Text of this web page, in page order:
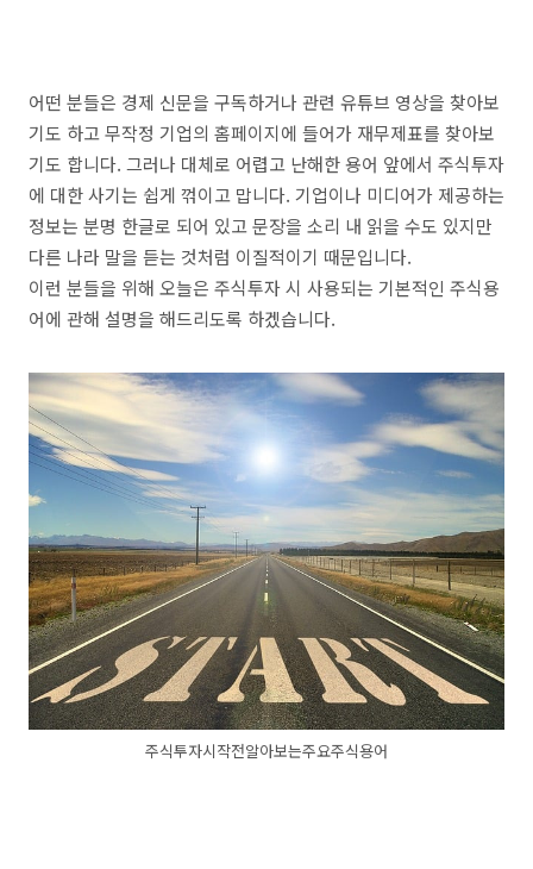
어떤 분들은 경제 신문을 구독하거나 관련 유튜브 영상을 찾아보
기도 하고 무작정 기업의 홈페이지에 들어가 재무제표를 찾아보
기도 합니다. 그러나 대체로 어렵고 난해한 용어 앞에서 주식투자
에 대한 사기는 쉽게 꺾이고 맙니다. 기업이나 미디어가 제공하는
정보는 분명 한글로 되어 있고 문장을 소리 내 읽을 수도 있지만
다른 나라 말을 듣는 것처럼 이질적이기 때문입니다.
이런 분들을 위해 오늘은 주식투자 시 사용되는 기본적인 주식용
어에 관해 설명을 해드리도록 하겠습니다.
주식투자시작전알아보는주요주식용어